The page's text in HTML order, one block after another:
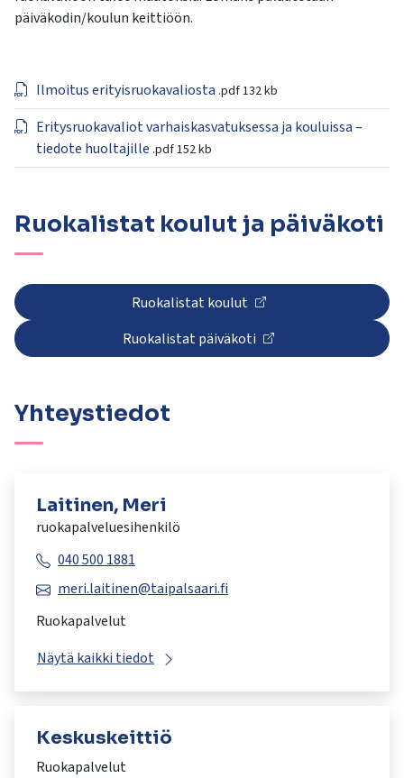
päiväkodin/koulun keittiöön.
Ilmoitus erityisruokavaliosta .pdf132 kb
Eritysruokavaliot varhaiskasvatuksessa ja kouluissa –
tiedote huoltajille .pdf152 kb
Ruokalistat koulut ja päiväkoti
Ruokalistat koulut
Ruokalistat päiväkoti
Yhteystiedot
Laitinen, Meri
ruokapalveluesihenkilö
040 500 1881
meri.laitinen@taipalsaari.fi
Ruokapalvelut
Näytä kaikki tiedot
Keskuskeittiö
Ruokapalvelut